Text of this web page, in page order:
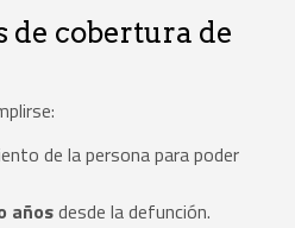
de cobertura de
de la persona para poder
añosdesde la defunción.